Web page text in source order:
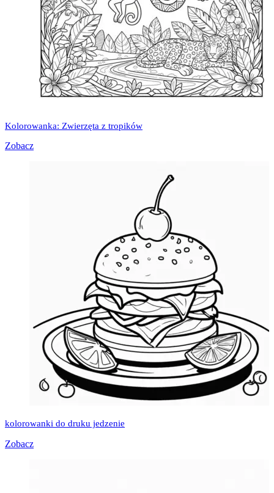
Kolorowanka: Zwierzęta z tropików
Zobacz
kolorowanki do druku jedzenie
Zobacz